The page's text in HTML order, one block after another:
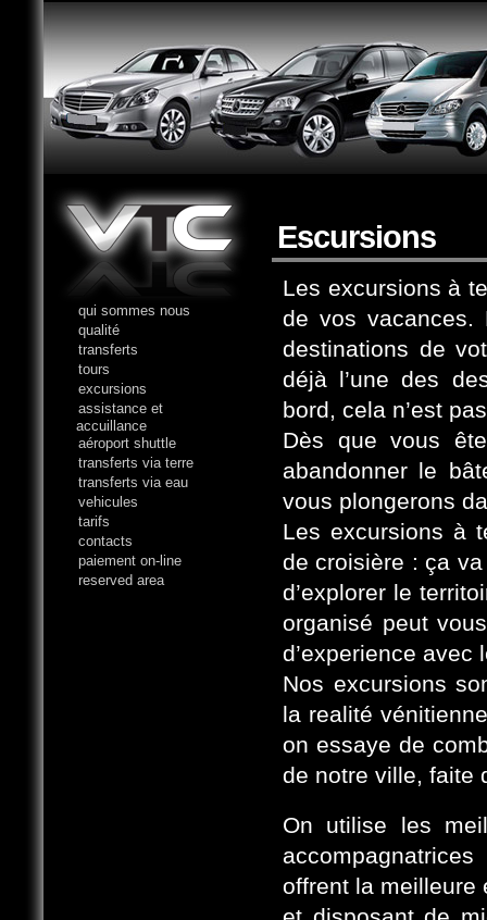
Escursions
Les excursions à
de vos vacances.
destinations de
déjà l’une des
bord, cela n’est
Dès que vous
abandonner le
vous plongerons
Les excursions à
de croisière : ça
d’explorer le
organisé peut
d’experience avec
Nos excursions
la realité
on essaye de
de notre ville, faite
On utilise les
offrent la meilleure
qui sommes nous
qualité
transferts
tours
excursions
assistance et
accuillance
aéroport shuttle
transferts via terre
transferts via eau
vehicules
tarifs
contacts
paiement on-line
reserved area